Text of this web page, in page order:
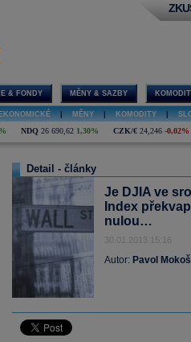
& FONDY MĚNY & SAZBY
EKONOMICKÉ MĚNY KOMODITY
NDQ 26 690,62 1,30% CZK/€ 24,246 -0,02%
Detail - články
Je DJIA ve
Index
nulou…
30.01.2013 15:16
Autor: Pavol Mokoš